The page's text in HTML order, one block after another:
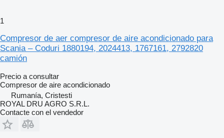
1
Compresor de aer compresor de aire acondicionado para
Scania – Coduri 1880194, 2024413, 1767161, 2792820
camión
Precio a consultar
Compresor de aire acondicionado
Rumanía, Cristesti
ROYAL DRU AGRO S.R.L.
Contacte con el vendedor